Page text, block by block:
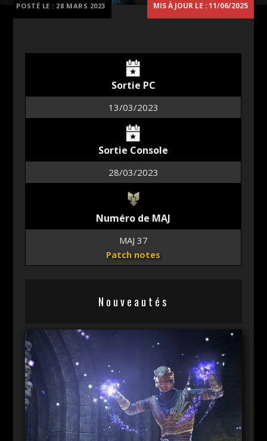
MIS À JOUR LE : 11/06/2025
Sortie PC
13/03/2023
Sortie Console
28/03/2023
Numéro de MAJ
MAJ 37
Patch notes
Nouveautés
POSTÉ LE : 28 MARS 2023